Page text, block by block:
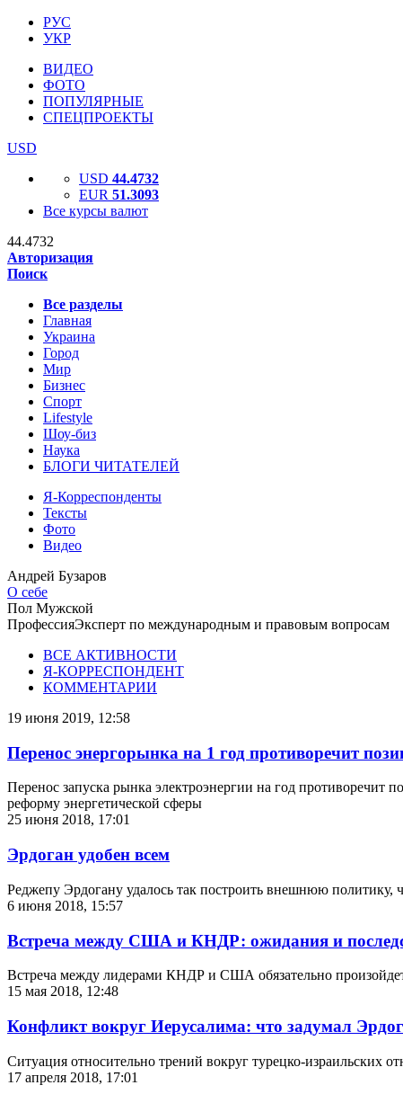
РУС
УКР
ВИДЕО
ФОТО
ПОПУЛЯРНЫЕ
СПЕЦПРОЕКТЫ
USD
USD 44.4732
EUR 51.3093
Все курсы валют
44.4732
Авторизация
Поиск
Все разделы
Главная
Украина
Город
Мир
Бизнес
Спорт
Lifestyle
Шоу-биз
Наука
БЛОГИ ЧИТАТЕЛЕЙ
Я-Корреспонденты
Тексты
Фото
Видео
Андрей Бузаров
О себе
Пол Мужской
ПрофессияЭксперт по международным и правовым вопросам
ВСЕ АКТИВНОСТИ
Я-КОРРЕСПОНДЕНТ
КОММЕНТАРИИ
19 июня 2019, 12:58
Перенос энергорынка на 1 год противоречит
Перенос запуска рынка электроэнергии на год
реформу энергетической сферы
25 июня 2018, 17:01
Эрдоган удобен всем
Реджепу Эрдогану удалось так построить внешнюю
6 июня 2018, 15:57
Встреча между США и КНДР: ожидания и
Встреча между лидерами КНДР и США обязательно
15 мая 2018, 12:48
Конфликт вокруг Иерусалима: что задумал
Ситуация относительно трений вокруг турецко-израильских
17 апреля 2018, 17:01